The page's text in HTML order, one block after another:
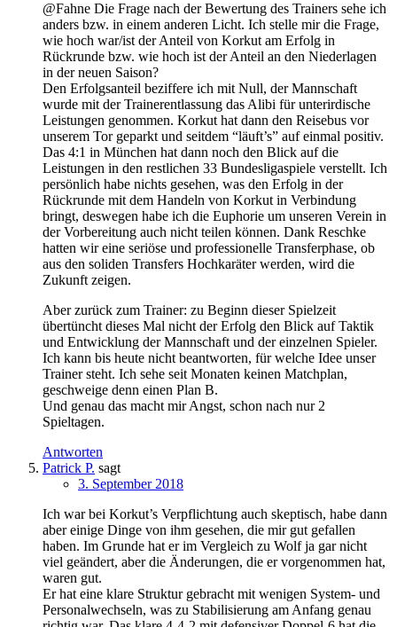
@Fahne Die Frage nach der Bewertung des Trainers sehe ich
anders bzw. in einem anderen Licht. Ich stelle mir die Frage,
wie hoch war/ist der Anteil von Korkut am Erfolg in
Rückrunde bzw. wie hoch ist der Anteil an den Niederlagen
in der neuen Saison?
Den Erfolgsanteil beziffere ich mit Null, der Mannschaft
wurde mit der Trainerentlassung das Alibi für unterirdische
Leistungen genommen. Korkut hat dann den Reisebus vor
unserem Tor geparkt und seitdem “läuft’s” auf einmal positiv.
Das 4:1 in München hat dann noch den Blick auf die
Leistungen in den restlichen 33 Bundesligaspiele verstellt. Ich
persönlich habe nichts gesehen, was den Erfolg in der
Rückrunde mit dem Handeln von Korkut in Verbindung
bringt, deswegen habe ich die Euphorie um unseren Verein in
der Vorbereitung auch nicht teilen können. Dank Reschke
hatten wir eine seriöse und professionelle Transferphase, ob
aus den soliden Transfers Hochkaräter werden, wird die
Zukunft zeigen.
Aber zurück zum Trainer: zu Beginn dieser Spielzeit
übertüncht dieses Mal nicht der Erfolg den Blick auf Taktik
und Entwicklung der Mannschaft und der einzelnen Spieler.
Ich kann bis heute nicht beantworten, für welche Idee unser
Trainer steht. Ich sehe seit Monaten keinen Matchplan,
geschweige denn einen Plan B.
Und genau das macht mir Angst, schon nach nur 2
Spieltagen.
Antworten
Patrick P. sagt
3. September 2018
Ich war bei Korkut’s Verpflichtung auch skeptisch, habe dann
aber einige Dinge von ihm gesehen, die mir gut gefallen
haben. Im Grunde hat er im Vergleich zu Wolf ja gar nicht
viel geändert, aber die Änderungen, die er vorgenommen hat,
waren gut.
Er hat eine klare Struktur gebracht mit wenigen System- und
Personalwechseln, was zu Stabilisierung am Anfang genau